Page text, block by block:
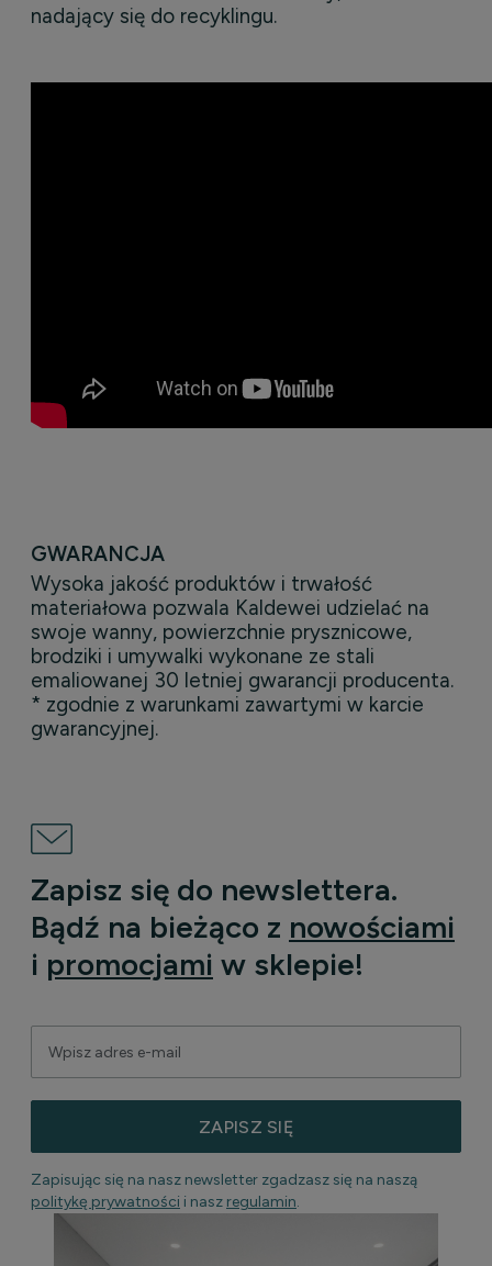
nadający się do recyklingu.
GWARANCJA
Wysoka jakość produktów i trwałość
materiałowa pozwala Kaldewei udzielać na
swoje wanny, powierzchnie prysznicowe,
brodziki i umywalki wykonane ze stali
emaliowanej 30 letniej gwarancji producenta.
* zgodnie z warunkami zawartymi w karcie
gwarancyjnej.
Zapisz się do newslettera.
Bądź na bieżąco z nowościami
i promocjami w sklepie!
ZAPISZ SIĘ
Zapisując się na nasz newsletter zgadzasz się na naszą
politykę prywatności i nasz regulamin.